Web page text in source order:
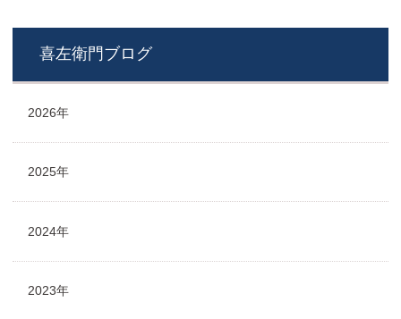
喜左衛門ブログ
2026年
2025年
2024年
2023年